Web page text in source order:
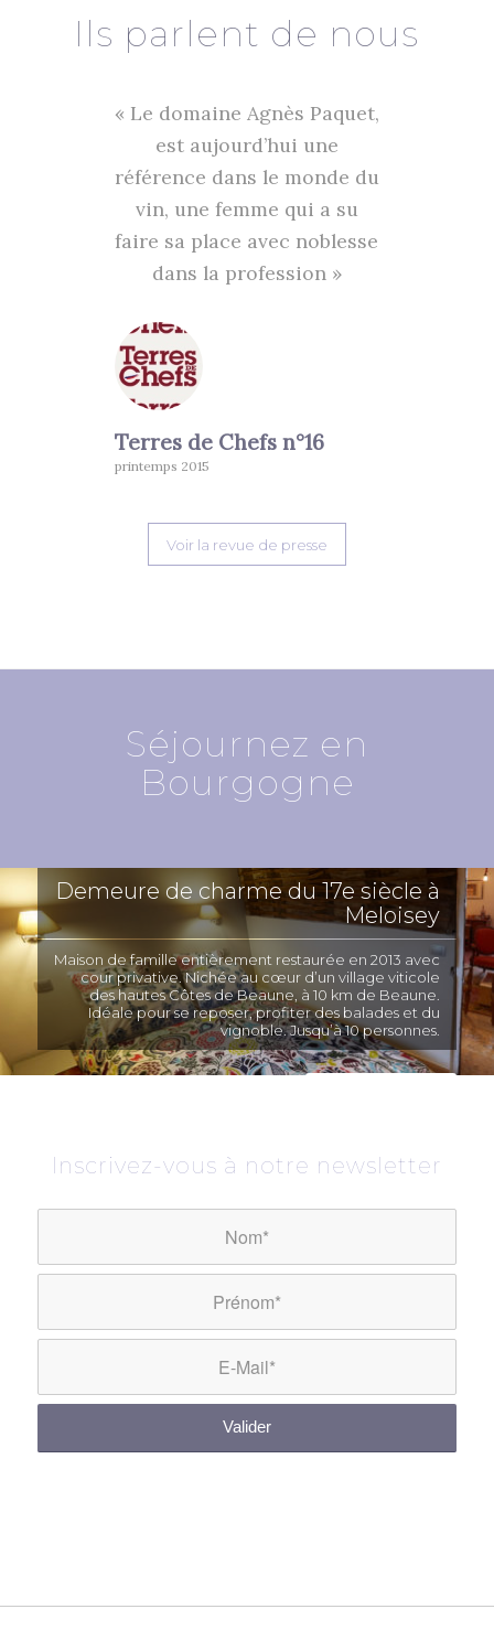
Ils parlent de nous
« Le domaine Agnès Paquet,
est aujourd’hui une
référence dans le monde du
vin, une femme qui a su
faire sa place avec noblesse
dans la profession »
Terres de Chefs n°16
printemps 2015
Voir la revue de presse
Séjournez en
Bourgogne
Demeure de charme du 17e siècle à
Meloisey
Maison de famille entièrement restaurée en 2013 avec
cour privative. Nichée au cœur d’un village viticole
des hautes Côtes de Beaune, à 10 km de Beaune.
Idéale pour se reposer, profiter des balades et du
vignoble. Jusqu’à 10 personnes.
Inscrivez-vous à notre newsletter